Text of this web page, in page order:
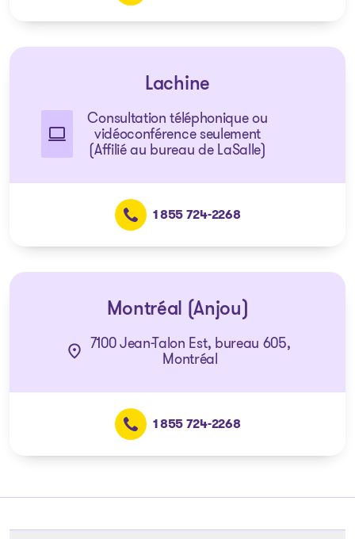
Lachine
Consultation téléphonique ou
vidéoconférence seulement
(Affilié au bureau de LaSalle)
1 855 724-2268
Montréal (Anjou)
7100 Jean-Talon Est, bureau 605,
Montréal
1 855 724-2268